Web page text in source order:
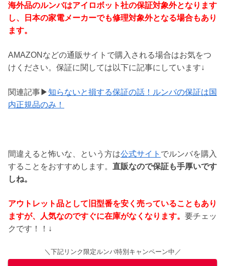
海外品のルンバはアイロボット社の保証対象外となります
し、日本の家電メーカーでも修理対象外となる場合もあり
ます。
AMAZONなどの通販サイトで購入される場合はお気をつ
けください。保証に関しては以下に記事にしています↓
関連記事▶知らないと損する保証の話！ルンバの保証は国
内正規品のみ！
間違えると怖いな、という方は公式サイト でルンバを購入
することをおすすめします。 直販なので保証も手厚いです
しね。
アウトレット品として旧型番を安く売っていることもあり
ますが、人気なのですぐに在庫がなくなります。 要チェッ
クです！！↓
＼下記リンク限定ルンバ特別キャンペーン中／